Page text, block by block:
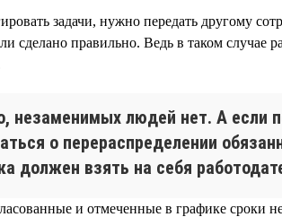
задачи, нужно передать другому
сделано правильно. Ведь в таком случае
незаменимых людей нет. А если
о перераспределении
должен взять на себя
и отмеченные в графике сроки